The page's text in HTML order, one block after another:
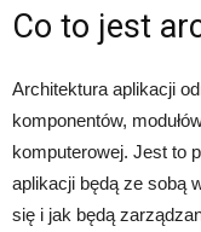
Co to jest
Architektura aplikacji
komponentów,
komputerowej. Jest to
aplikacji będą ze sobą
się i jak będą